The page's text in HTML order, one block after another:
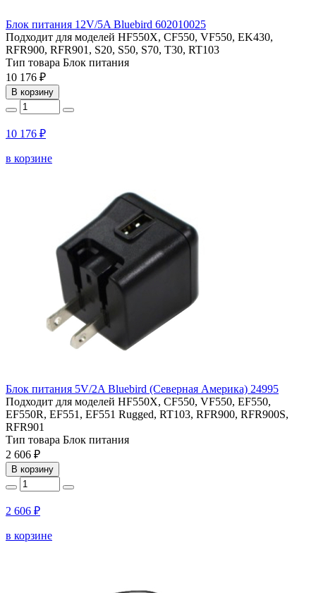
Блок питания 12V/5A Bluebird 602010025
Подходит для моделей HF550X, CF550, VF550, EK430,
RFR900, RFR901, S20, S50, S70, T30, RT103
Тип товара Блок питания
10 176 ₽
В корзину
10 176 ₽
в корзине
Блок питания 5V/2A Bluebird (Северная Америка) 24995
Подходит для моделей HF550X, CF550, VF550, EF550,
EF550R, EF551, EF551 Rugged, RT103, RFR900, RFR900S,
RFR901
Тип товара Блок питания
2 606 ₽
В корзину
2 606 ₽
в корзине